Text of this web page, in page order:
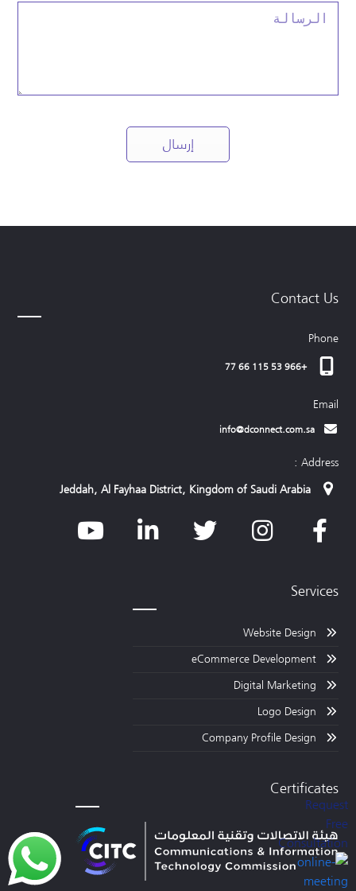
Contact Us
Phone
+966 53 115 66 77
Email
info@dconnect.com.sa
Address :
Jeddah, Al Fayhaa District, Kingdom of Saudi Arabia
Services
Website Design
eCommerce Development
Digital Marketing
Logo Design
Company Profile Design
Certificates